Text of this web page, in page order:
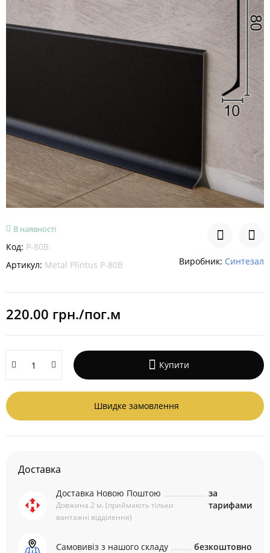
В наявності
Код: P-80В
Артикул: Metal Plintus P-80В Виробник: Синтезал
220.00 грн./пог.м
Купити
Швидке замовлення
Доставка
Доставка Новою Поштою
Довжина 2 м. (приймають тільки
вантажні відділення)
за
тарифами
Самовивіз з нашого складу безкоштовно